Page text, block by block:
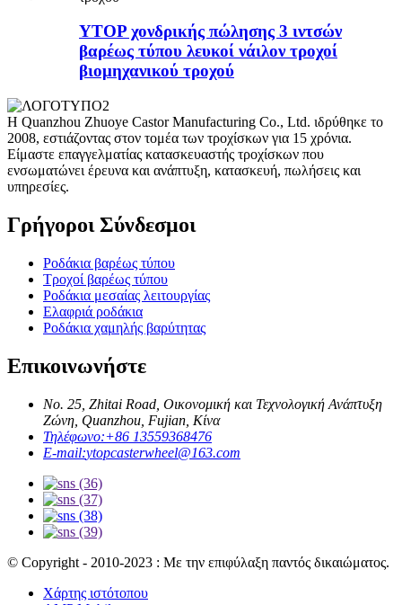
YTOP χονδρικής πώλησης 3 ιντσών
βαρέως τύπου λευκοί νάιλον τροχοί
βιομηχανικού τροχού
Η Quanzhou Zhuoye Castor Manufacturing Co., Ltd. ιδρύθηκε το
2008, εστιάζοντας στον τομέα των τροχίσκων για 15 χρόνια.
Είμαστε επαγγελματίας κατασκευαστής τροχίσκων που
ενσωματώνει έρευνα και ανάπτυξη, κατασκευή, πωλήσεις και
υπηρεσίες.
Γρήγοροι Σύνδεσμοι
Ροδάκια βαρέως τύπου
Τροχοί βαρέως τύπου
Ροδάκια μεσαίας λειτουργίας
Ελαφριά ροδάκια
Ροδάκια χαμηλής βαρύτητας
Επικοινωνήστε
No. 25, Zhitai Road, Οικονομική και Τεχνολογική Ανάπτυξη
Ζώνη, Quanzhou, Fujian, Κίνα
Τηλέφωνο:+86 13559368476
E-mail:ytopcasterwheel@163.com
© Copyright - 2010-2023 : Με την επιφύλαξη παντός δικαιώματος.
Χάρτης ιστότοπου